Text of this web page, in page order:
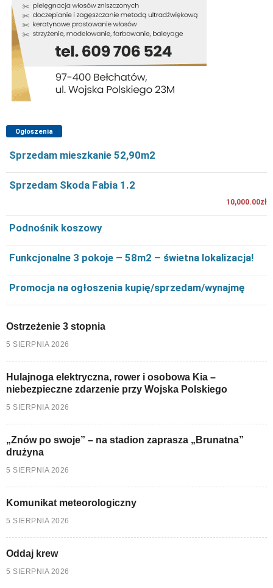
Ogłoszenia
Sprzedam mieszkanie 52,90m2
Sprzedam Skoda Fabia 1.2
10,000.00zł
Podnośnik koszowy
Funkcjonalne 3 pokoje – 58m2 – świetna lokalizacja!
Promocja na ogłoszenia kupię/sprzedam/wynajmę
Ostrzeżenie 3 stopnia
5 SIERPNIA 2026
Hulajnoga elektryczna, rower i osobowa Kia –
niebezpieczne zdarzenie przy Wojska Polskiego
5 SIERPNIA 2026
„Znów po swoje” – na stadion zaprasza „Brunatna”
drużyna
5 SIERPNIA 2026
Komunikat meteorologiczny
5 SIERPNIA 2026
Oddaj krew
5 SIERPNIA 2026